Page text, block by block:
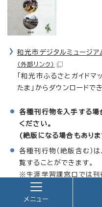
和光市デジタルミュージア
（外部リンク）
「和光市ふるさとガイドマ
たま」からダウンロードでき
各種刊行物を入手する場
ください。
(絶版になる場合もありま
各種刊行物（絶版含む）
覧することができます。
※生涯学習課窓口では刊
光市図書館にて貸出でき
される場合は貸出可能な
メニュー